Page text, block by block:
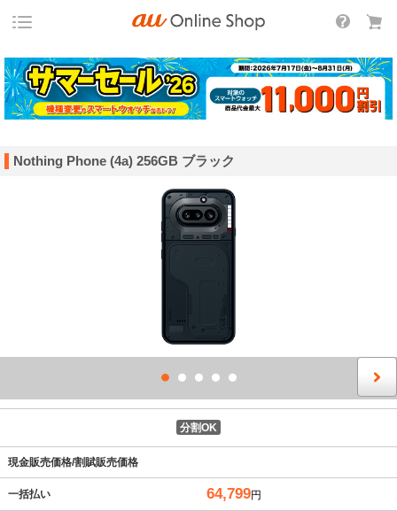
Nothing Phone (4a) 256GB ブラック
分割OK
現金販売価格/割賦販売価格
一括払い 64,799円